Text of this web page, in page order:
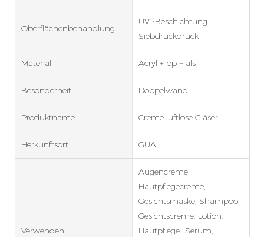
Oberflächenbehandlung
UV -Beschichtung.
Siebdruckdruck
Material Acryl + pp + als
Besonderheit Doppelwand
Produktname Creme luftlose Gläser
Herkunftsort GUA
Verwenden
Augencreme,
Hautpflegecreme,
Gesichtsmaske, Shampoo,
Gesichtscreme, Lotion,
Hautpflege -Serum,